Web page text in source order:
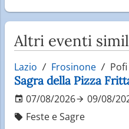
Altri eventi
Lazio Frosinone Pofi
Sagra della Pizza
07/08/2026
09/08/
Feste e Sagre